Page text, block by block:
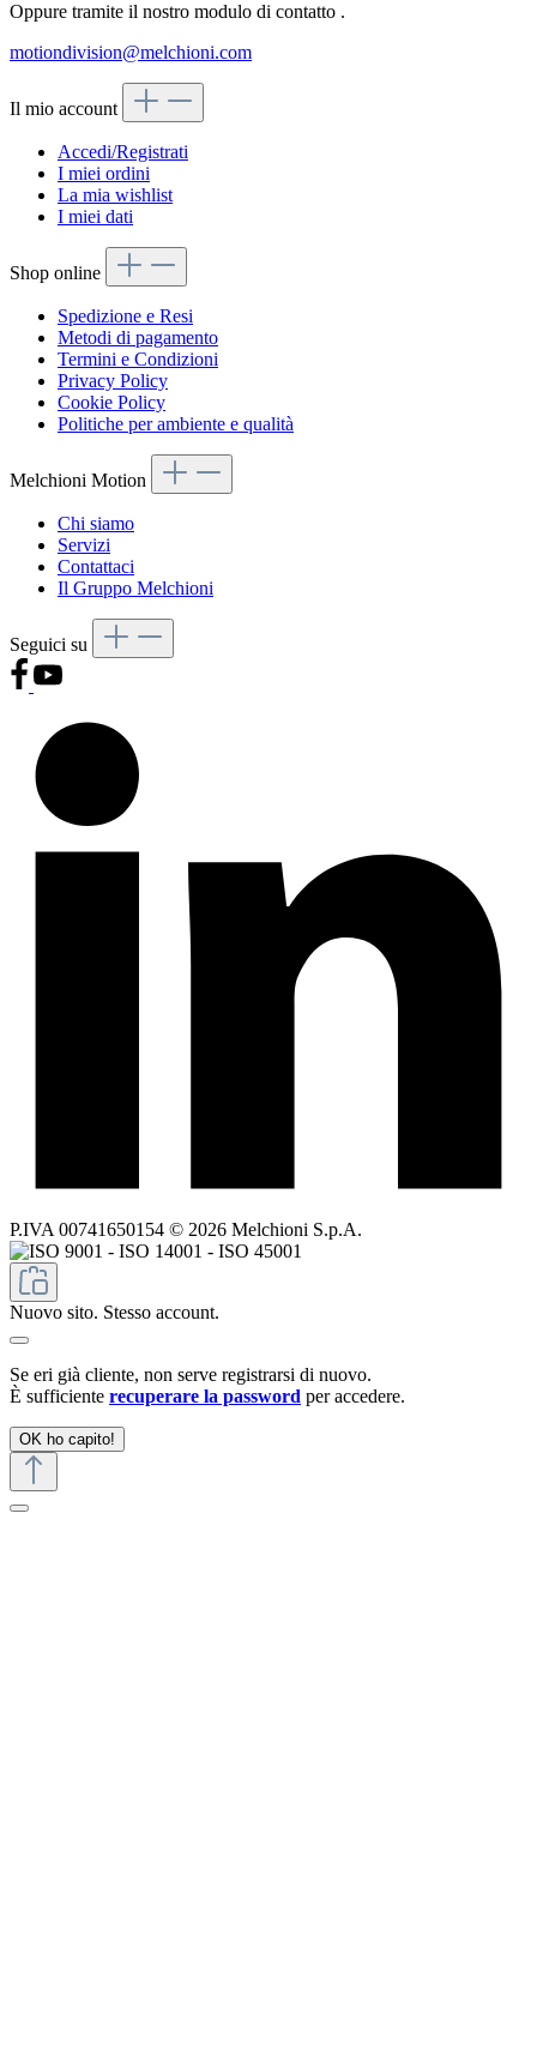
Oppure tramite il nostro modulo di contatto .
motiondivision@melchioni.com
Il mio account
Accedi/Registrati
I miei ordini
La mia wishlist
I miei dati
Shop online
Spedizione e Resi
Metodi di pagamento
Termini e Condizioni
Privacy Policy
Cookie Policy
Politiche per ambiente e qualità
Melchioni Motion
Chi siamo
Servizi
Contattaci
Il Gruppo Melchioni
Seguici su
P.IVA 00741650154 © 2026 Melchioni S.p.A.
Nuovo sito. Stesso account.
Se eri già cliente, non serve registrarsi di nuovo.
È sufficiente recuperare la password per accedere.
OK ho capito!